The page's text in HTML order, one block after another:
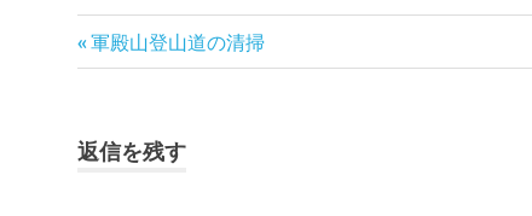
デ
ュ
イ
投
ナ
前
の
軍殿山登山道の清掃
返信を残す